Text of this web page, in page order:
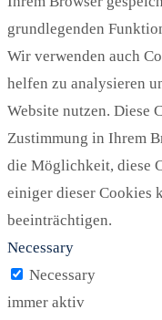
grundlegenden
Wir verwenden auch
helfen zu analysieren
Website nutzen. Diese
Zustimmung in Ihrem
die Möglichkeit, diese
einiger dieser Cookies
beeinträchtigen.
Necessary
Necessary
immer aktiv